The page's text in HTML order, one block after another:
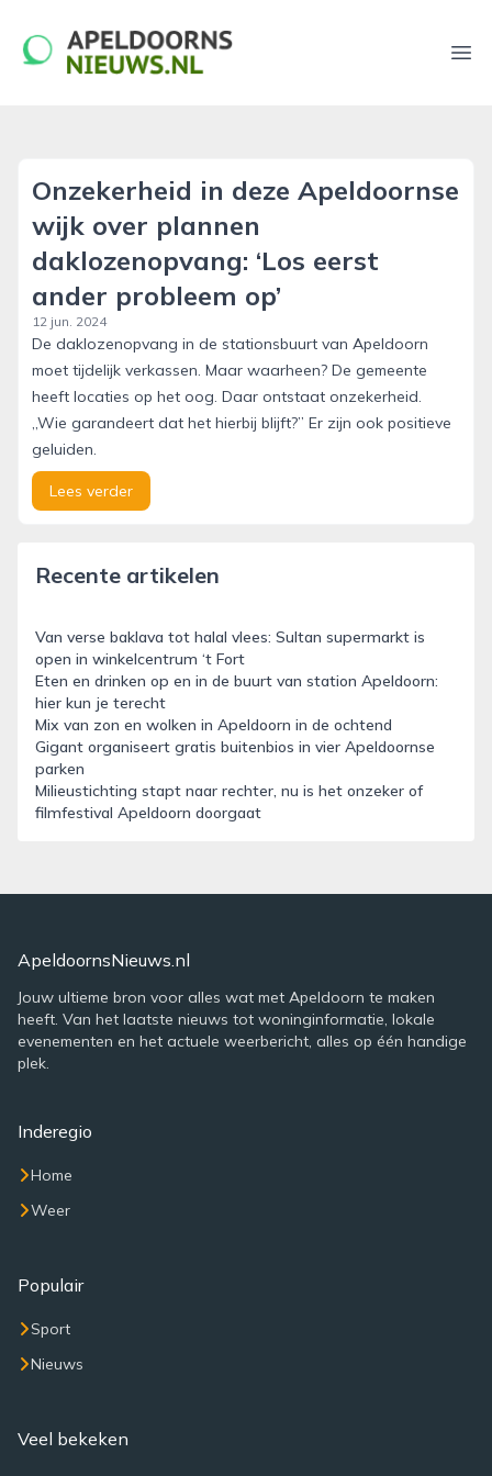
apeldoornsnieuws.nl
Onzekerheid in deze Apeldoornse
wijk over plannen
daklozenopvang: ‘Los eerst
ander probleem op’
12 jun. 2024
De daklozenopvang in de stationsbuurt van Apeldoorn
moet tijdelijk verkassen. Maar waarheen? De gemeente
heeft locaties op het oog. Daar ontstaat onzekerheid.
,,Wie garandeert dat het hierbij blijft?’’ Er zijn ook positieve
geluiden.
Lees verder
Recente artikelen
Van verse baklava tot halal vlees: Sultan supermarkt is
open in winkelcentrum ‘t Fort
Eten en drinken op en in de buurt van station Apeldoorn:
hier kun je terecht
Mix van zon en wolken in Apeldoorn in de ochtend
Gigant organiseert gratis buitenbios in vier Apeldoornse
parken
Milieustichting stapt naar rechter, nu is het onzeker of
filmfestival Apeldoorn doorgaat
ApeldoornsNieuws.nl
Jouw ultieme bron voor alles wat met Apeldoorn te maken
heeft. Van het laatste nieuws tot woninginformatie, lokale
evenementen en het actuele weerbericht, alles op één handige
plek.
Inderegio
Home
Weer
Populair
Sport
Nieuws
Veel bekeken